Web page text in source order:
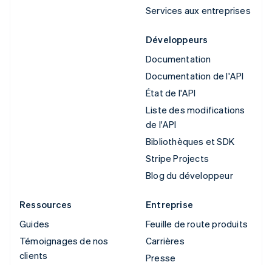
Services aux entreprises
Développeurs
Documentation
Documentation de l'API
État de l'API
Liste des modifications
de l'API
Bibliothèques et SDK
Stripe Projects
Blog du développeur
Ressources
Guides
Témoignages de nos
clients
Entreprise
Feuille de route produits
Carrières
Presse